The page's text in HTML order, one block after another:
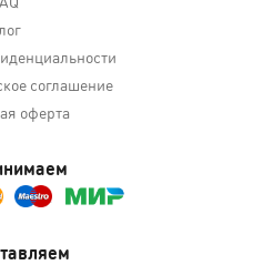
соглашение
оферта